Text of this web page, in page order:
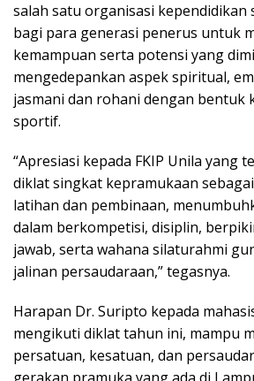
salah satu organisasi kependidikan
bagi para generasi penerus untuk
kemampuan serta potensi yang
mengedepankan aspek spiritual,
jasmani dan rohani dengan bentuk
sportif.
“Apresiasi kepada FKIP Unila yang
diklat singkat kepramukaan
latihan dan pembinaan,
dalam berkompetisi, disiplin,
jawab, serta wahana silaturahmi
jalinan persaudaraan,” tegasnya.
Harapan Dr. Suripto kepada
mengikuti diklat tahun ini, mampu
persatuan, kesatuan, dan